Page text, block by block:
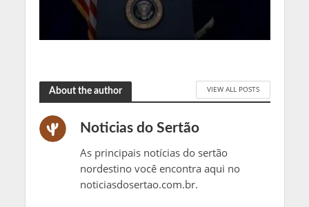
About the author VIEW ALL POSTS
Noticias do Sertão
As principais notícias do sertão
nordestino você encontra aqui no
noticiasdosertao.com.br.